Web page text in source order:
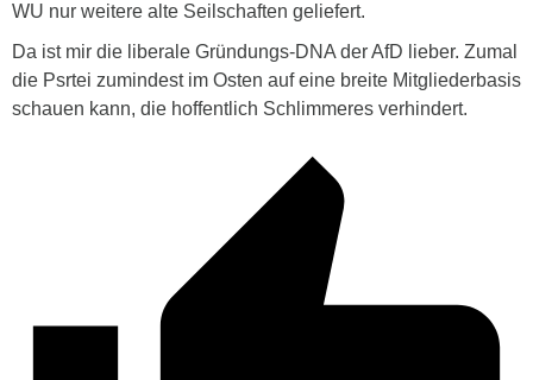
WU nur weitere alte Seilschaften geliefert.
Da ist mir die liberale Gründungs-DNA der AfD lieber. Zumal
die Psrtei zumindest im Osten auf eine breite Mitgliederbasis
schauen kann, die hoffentlich Schlimmeres verhindert.